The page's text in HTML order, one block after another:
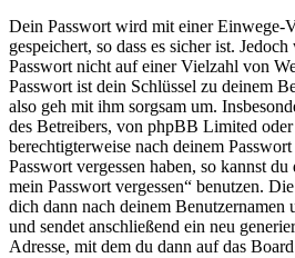
Dein Passwort wird mit einer Einwege-
gespeichert, so dass es sicher ist.
Passwort nicht auf einer Vielzahl von
Passwort ist dein Schlüssel zu deinem
also geh mit ihm sorgsam um.
des Betreibers, von phpBB Limited
berechtigterweise nach deinem
Passwort vergessen haben, so kannst
mein Passwort vergessen“ benutzen.
dich dann nach deinem
und sendet anschließend ein neu
Adresse, mit dem du dann auf das